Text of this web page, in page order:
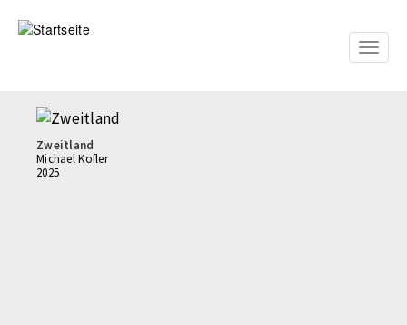
zum
Toggle
Zweitland
Michael Kofler
2025